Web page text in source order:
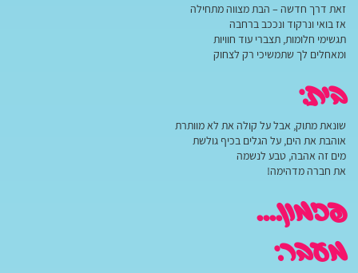
זאת דרך חדשה – הבת מצווה מתחילה
אז בואי ונרקוד ונככב ברחבה
תגשימי חלומות, תצברי עוד חוויות
ומאחלים לך שתמשיכי רק לצחוק
בית:
שונאת מתוק, אבל על קולה את לא מוותרת
אוהבת את הים, על הגלים בכיף גולשת
מים זה אהבה, טבע לנשמה
את חברה מדהימה!
פזמון….
מעבר: